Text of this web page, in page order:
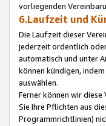
vorliegenden
6.Laufzeit und
Die Laufzeit dieser
jederzeit ordentlich
automatisch und unter
können kündigen,
auswählen.
Ferner können wir
Sie Ihre Pflichten aus
Programmrichtlinien)